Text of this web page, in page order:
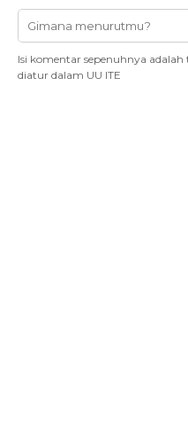
Isi komentar sepenuhnya
diatur dalam UU ITE